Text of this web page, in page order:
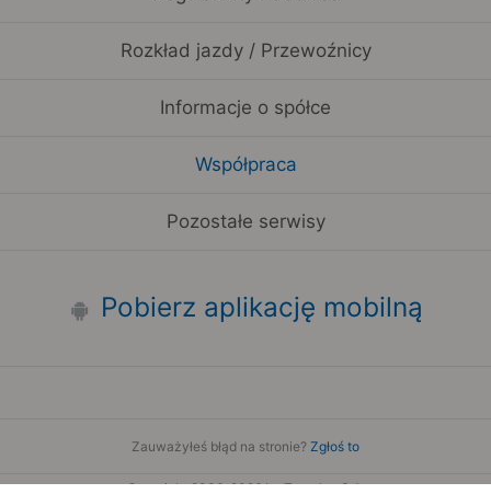
Rozkład jazdy / Przewoźnicy
Informacje o spółce
Współpraca
Pozostałe serwisy
Pobierz aplikację mobilną
Zauważyłeś błąd na stronie? Zgłoś to
Copyright 2006-2026 by Teroplan S.A.